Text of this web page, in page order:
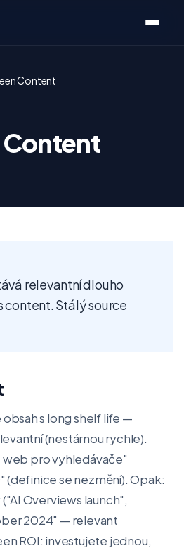
Content
Content
relevantní dlouho
content. Stálý source
s long shelf life —
(nestárnou rychle).
web pro vyhledávače"
(definice se nezmění). Opak:
Overviews launch",
2024" — relevant
ROI: investujete jednou,